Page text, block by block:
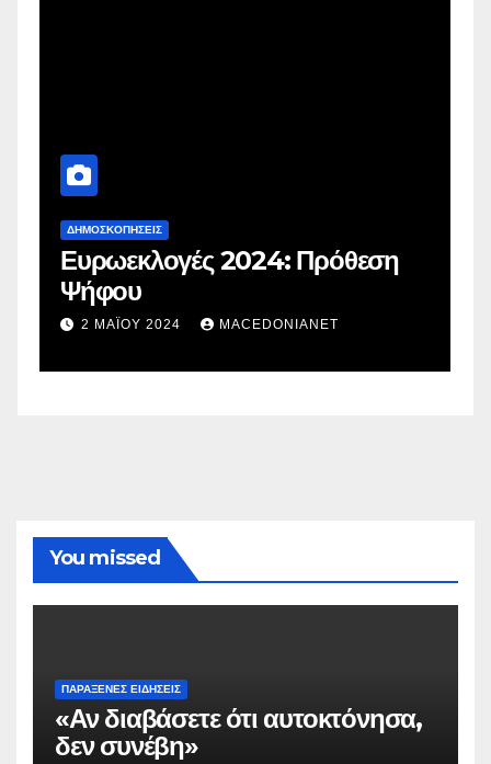
ΔΗΜΟΣΚΟΠΉΣΕΙΣ
Ευρωεκλογές 2024: Πρόθεση
Ψήφου
2 ΜΑΪ́ΟΥ 2024 MACEDONIANET
You missed
ΠΑΡΆΞΕΝΕΣ ΕΙΔΉΣΕΙΣ
«Αν διαβάσετε ότι αυτοκτόνησα,
δεν συνέβη»